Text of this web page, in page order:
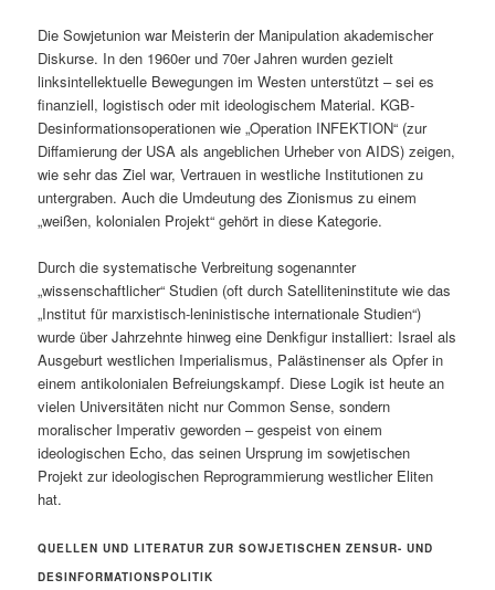
Die Sowjetunion war Meisterin der Manipulation akademischer
Diskurse. In den 1960er und 70er Jahren wurden gezielt
linksintellektuelle Bewegungen im Westen unterstützt – sei es
finanziell, logistisch oder mit ideologischem Material. KGB-
Desinformationsoperationen wie „Operation INFEKTION“ (zur
Diffamierung der USA als angeblichen Urheber von AIDS) zeigen,
wie sehr das Ziel war, Vertrauen in westliche Institutionen zu
untergraben. Auch die Umdeutung des Zionismus zu einem
„weißen, kolonialen Projekt“ gehört in diese Kategorie.
Durch die systematische Verbreitung sogenannter
„wissenschaftlicher“ Studien (oft durch Satelliteninstitute wie das
„Institut für marxistisch-leninistische internationale Studien“)
wurde über Jahrzehnte hinweg eine Denkfigur installiert: Israel als
Ausgeburt westlichen Imperialismus, Palästinenser als Opfer in
einem antikolonialen Befreiungskampf. Diese Logik ist heute an
vielen Universitäten nicht nur Common Sense, sondern
moralischer Imperativ geworden – gespeist von einem
ideologischen Echo, das seinen Ursprung im sowjetischen
Projekt zur ideologischen Reprogrammierung westlicher Eliten
hat.
QUELLEN UND LITERATUR ZUR SOWJETISCHEN ZENSUR- UND
DESINFORMATIONSPOLITIK